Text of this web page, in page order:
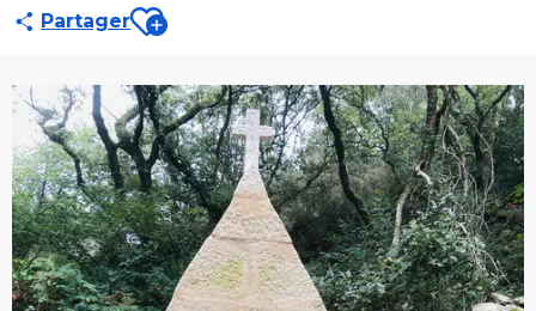
PartagerAjouter aux favoris